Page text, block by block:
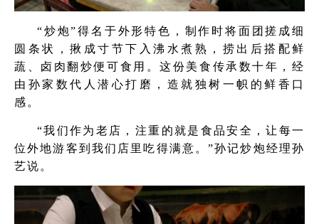
“炒炮”得名于外形特色，制作时将面团搓成细
圆条状，揪成寸节下入沸水煮熟，捞出后搭配鲜
蔬、卤肉翻炒便可食用。这份美食传承数十年，经
由孙家数代人潜心打磨，造就独树一帜的鲜香口
感。
“我们作为老店，注重的就是食品安全，让每一
位外地游客到我们店里吃得满意。”孙记炒炮经理孙
艺说。